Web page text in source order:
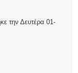
την Δευτέρα 01-